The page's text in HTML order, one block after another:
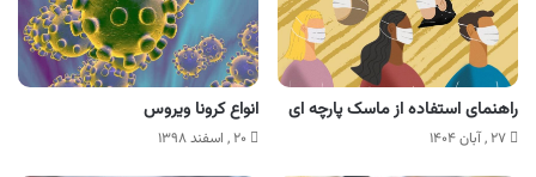
راهنمای استفاده از ماسک پارچه ای
۲۷ , آبان ۱۴۰۴
انواع کرونا ویروس
۲۰ , اسفند ۱۳۹۸